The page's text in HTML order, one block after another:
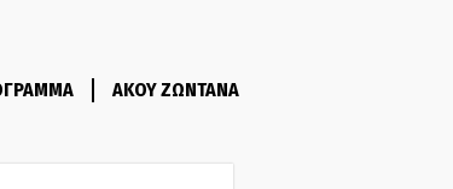
ΑΚΟΥ ΖΩΝΤΑΝΑ